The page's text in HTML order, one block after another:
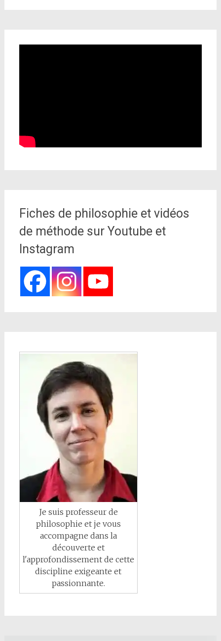
Fiches de philosophie et vidéos
de méthode sur Youtube et
Instagram
Je suis professeur de
philosophie et je vous
accompagne dans la
découverte et
l'approfondissement de cette
discipline exigeante et
passionnante.